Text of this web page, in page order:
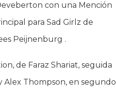
con una Mención
para Sad Girlz de
Peijnenburg .
de Faraz Shariat, seguida
Alex Thompson, en segundo